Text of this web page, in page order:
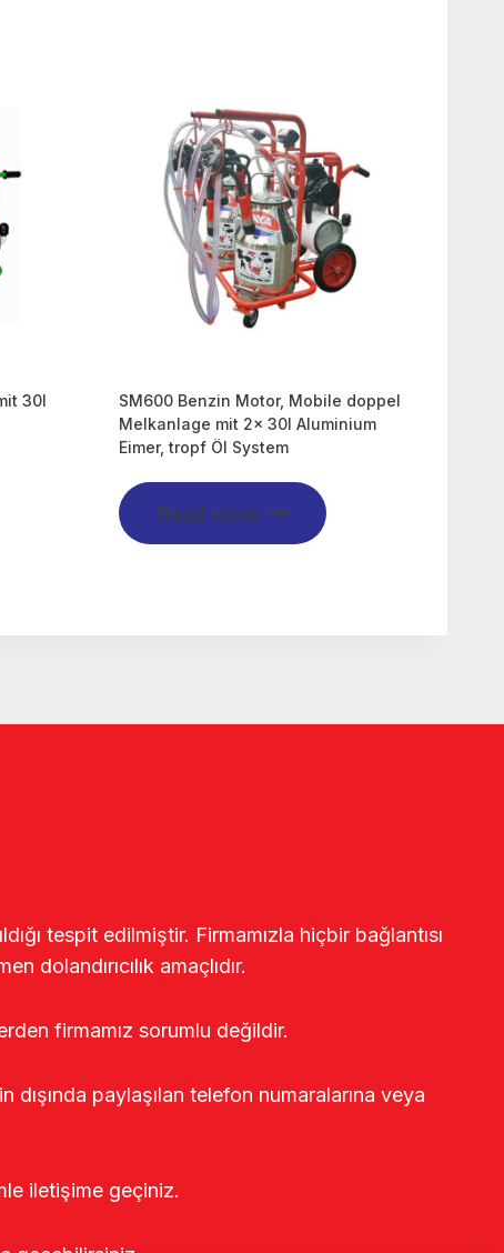
30l
SM600 Benzin Motor, Mobile doppel
Melkanlage mit 2x 30l Aluminium
Eimer, tropf Öl System
Read more
tespit edilmiştir. Firmamızla hiçbir bağlantısı
dolandırıcılık amaçlıdır.
firmamız sorumlu değildir.
paylaşılan telefon numaralarına veya
iletişime geçiniz.